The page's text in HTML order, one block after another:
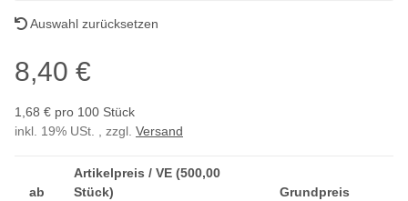
Auswahl zurücksetzen
8,40 €
1,68 € pro 100 Stück
inkl. 19% USt. , zzgl. Versand
ab
Artikelpreis / VE (500,00
Stück)
Grundpreis